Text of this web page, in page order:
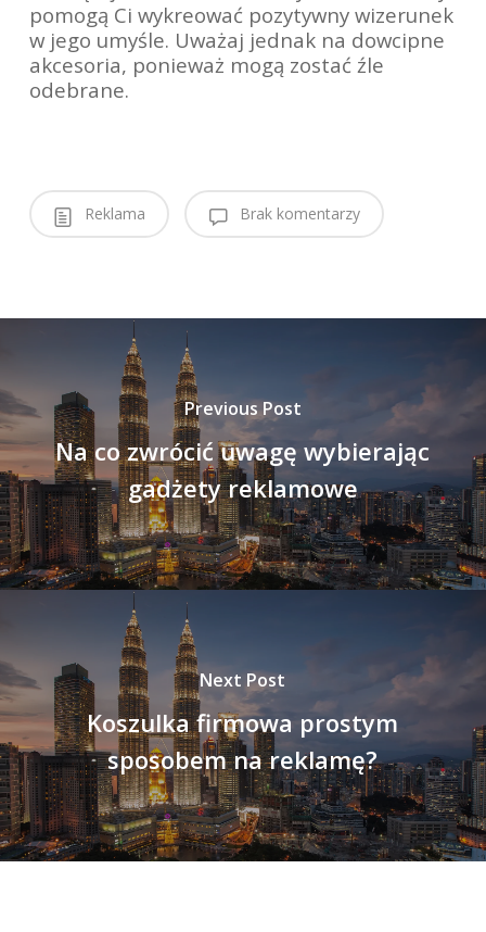
pomogą Ci wykreować pozytywny wizerunek
w jego umyśle. Uważaj jednak na dowcipne
akcesoria, ponieważ mogą zostać źle
odebrane.
Reklama Brak komentarzy
Previous Post
Na co zwrócić uwagę wybierając
gadżety reklamowe
Next Post
Koszulka firmowa prostym
sposobem na reklamę?